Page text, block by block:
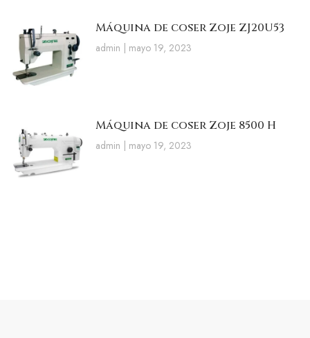
Máquina de coser Zoje ZJ20U53
admin mayo 19, 2023
Máquina de coser Zoje 8500 H
admin mayo 19, 2023